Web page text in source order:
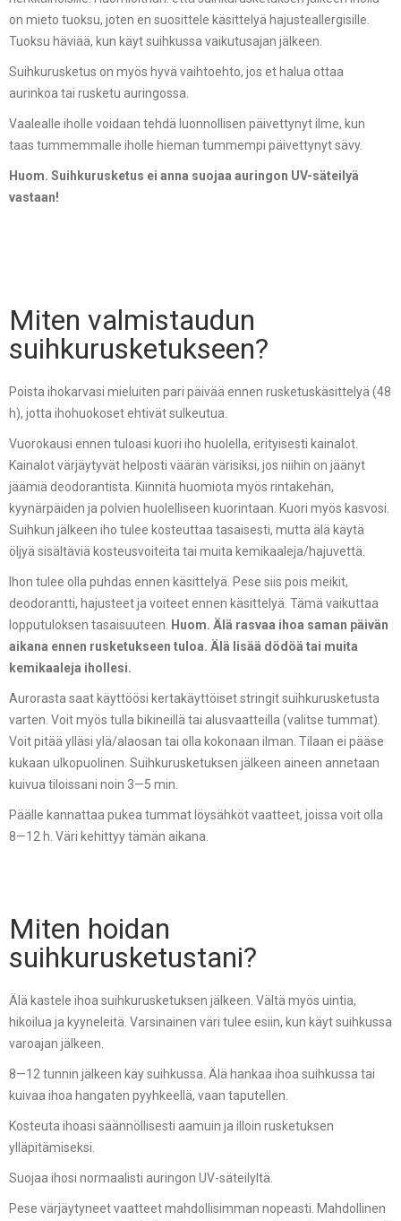
on mieto tuoksu, joten en suosittele käsittelyä hajusteallergisille.
Tuoksu häviää, kun käyt suihkussa vaikutusajan jälkeen.
Suihkurusketus on myös hyvä vaihtoehto, jos et halua ottaa
aurinkoa tai rusketu auringossa.
Vaalealle iholle voidaan tehdä luonnollisen päivettynyt ilme, kun
taas tummemmalle iholle hieman tummempi päivettynyt sävy.
Huom. Suihkurusketus ei anna suojaa auringon UV-säteilyä
vastaan!
Miten valmistaudun
suihkurusketukseen?
Poista ihokarvasi mieluiten pari päivää ennen rusketuskäsittelyä (48
h), jotta ihohuokoset ehtivät sulkeutua.
Vuorokausi ennen tuloasi kuori iho huolella, erityisesti kainalot.
Kainalot värjäytyvät helposti väärän värisiksi, jos niihin on jäänyt
jäämiä deodorantista. Kiinnitä huomiota myös rintakehän,
kyynärpäiden ja polvien huolelliseen kuorintaan. Kuori myös kasvosi.
Suihkun jälkeen iho tulee kosteuttaa tasaisesti, mutta älä käytä
öljyä sisältäviä kosteusvoiteita tai muita kemikaaleja/hajuvettä.
Ihon tulee olla puhdas ennen käsittelyä. Pese siis pois meikit,
deodorantti, hajusteet ja voiteet ennen käsittelyä. Tämä vaikuttaa
lopputuloksen tasaisuuteen.
Huom. Älä rasvaa ihoa saman päivän
aikana ennen rusketukseen tuloa. Älä lisää dödöä tai muita
kemikaaleja ihollesi.
Aurorasta saat käyttöösi kertakäyttöiset stringit suihkurusketusta
varten. Voit myös tulla bikineillä tai alusvaatteilla (valitse tummat).
Voit pitää ylläsi ylä/alaosan tai olla kokonaan ilman. Tilaan ei pääse
kukaan ulkopuolinen. Suihkurusketuksen jälkeen aineen annetaan
kuivua tiloissani noin 3—5 min.
Päälle kannattaa pukea tummat löysähköt vaatteet, joissa voit olla
8—12 h. Väri kehittyy tämän aikana.
Miten hoidan
suihkurusketustani?
Älä kastele ihoa suihkurusketuksen jälkeen. Vältä myös uintia,
hikoilua ja kyyneleitä. Varsinainen väri tulee esiin, kun käyt suihkussa
varoajan jälkeen.
8—12 tunnin jälkeen käy suihkussa. Älä hankaa ihoa suihkussa tai
kuivaa ihoa hangaten pyyhkeellä, vaan taputellen.
Kosteuta ihoasi säännöllisesti aamuin ja illoin rusketuksen
ylläpitämiseksi.
Suojaa ihosi normaalisti auringon UV-säteilyltä.
Pese värjäytyneet vaatteet mahdollisimman nopeasti. Mahdollinen